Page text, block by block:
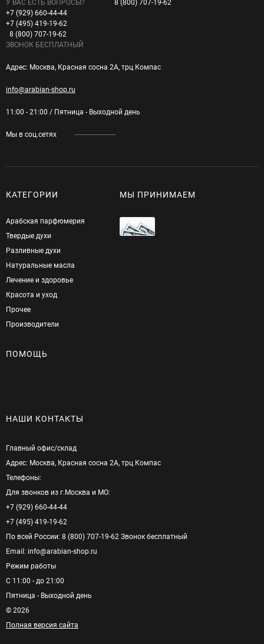
У ВАС ЕСТЬ ВОПРОСЫ?
+7 (929) 660-44-44
+7 (495) 419-19-62
8 (800) 707-19-62
ЗВОНОК БЕСПЛАТНЫЙ
8 (800) 707-19-62
Адрес: Москва, Красная сосна 2А, трц Компас
info@arabian-shop.ru
11:00 - 21:00 / Пятница - Выходной день
Мы в соц.сетях
КАТЕГОРИИ
Арабская парфюмерия
Твердые духи
Разливные духи
Натуральные масла
Лечение и здоровье
Красота и уход
Прочее
Производители
МЫ ПРИНИМАЕМ
ПОМОЩЬ
НАШИ КОНТАКТЫ
Главный офис/cклад
Адрес: Москва, Красная сосна 2А, трц Компас
Телефоны:
Для звонков из г.Москва и МО:
+7 (929) 660-44-44
+7 (495) 419-19-62
По всей России: 8 (800) 707-19-62 Звонок бесплатный
Email: info@arabian-shop.ru
Режим pаботы
С 11:00 - до 21:00
Пятница - Выходной день
© 2026
Полная версия сайта